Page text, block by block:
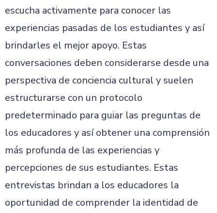
escucha activamente para conocer las
experiencias pasadas de los estudiantes y así
brindarles el mejor apoyo. Estas
conversaciones deben considerarse desde una
perspectiva de conciencia cultural y suelen
estructurarse con un protocolo
predeterminado para guiar las preguntas de
los educadores y así obtener una comprensión
más profunda de las experiencias y
percepciones de sus estudiantes. Estas
entrevistas brindan a los educadores la
oportunidad de comprender la identidad de